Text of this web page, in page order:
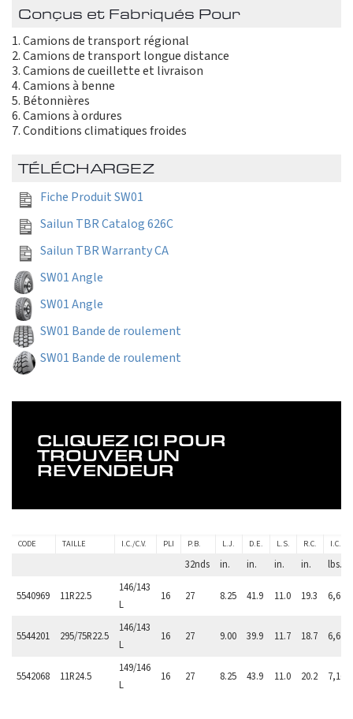
Conçus et Fabriqués Pour
Camions de transport régional
Camions de transport longue distance
Camions de cueillette et livraison
Camions à benne
Bétonnières
Camions à ordures
Conditions climatiques froides
TÉLÉCHARGEZ
Fiche Produit SW01
Sailun TBR Catalog 626C
Sailun TBR Warranty CA
SW01 Angle
SW01 Angle
SW01 Bande de roulement
SW01 Bande de roulement
CLIQUEZ ICI POUR
TROUVER UN
REVENDEUR
CODE TAILLE I.C./C.V. PLI P.B. L.J. D.E. L.S. R.C. I.C.X1
32nds in. in. in. in. lbs.
5540969 11R22.5
146/143
L
16 27 8.25 41.9 11.0 19.3 6,610
5544201 295/75R22.5
146/143
L
16 27 9.00 39.9 11.7 18.7 6,610
5542068 11R24.5
149/146
L
16 27 8.25 43.9 11.0 20.2 7,160